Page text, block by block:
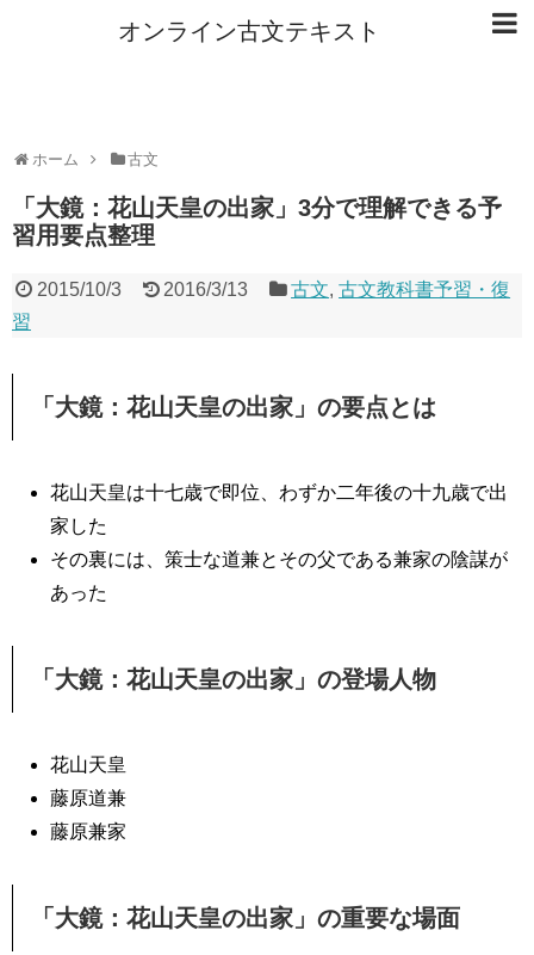
オンライン古文テキスト
ホーム 古文
「大鏡：花山天皇の出家」3分で理解できる予
習用要点整理
2015/10/3 2016/3/13 古文,古文教科書予習・復
習
「大鏡：花山天皇の出家」の要点とは
花山天皇は十七歳で即位、わずか二年後の十九歳で出
家した
その裏には、策士な道兼とその父である兼家の陰謀が
あった
「大鏡：花山天皇の出家」の登場人物
花山天皇
藤原道兼
藤原兼家
「大鏡：花山天皇の出家」の重要な場面